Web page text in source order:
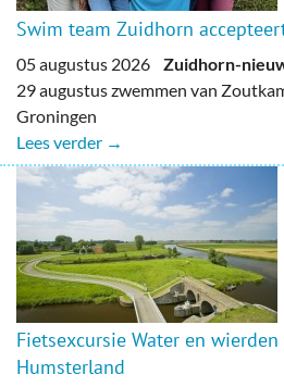
Swim team Zuidhorn
05 augustus 2026 Zuidhorn-
29 augustus zwemmen van
Groningen
Lees verder →
Fietsexcursie Water en
Humsterland